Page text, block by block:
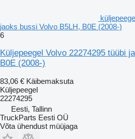
jaoks bussi Volvo B5LH, B0E (2008-)
6
Küljepeegel Volvo 22274295 tüübi
B0E (2008-)
83,06 € Käibemaksuta
Küljepeegel
22274295
Eesti, Tallinn
TruckParts Eesti OÜ
Võta ühendust müüjaga